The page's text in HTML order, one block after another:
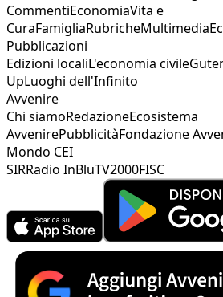
CommentiEconomiaVita e
CuraFamigliaRubricheMultimedia
Pubblicazioni
Edizioni localiL'economia civile
UpLuoghi dell'Infinito
Avvenire
Chi siamoRedazioneEcosistema
AvvenirePubblicitàFondazione
Mondo CEI
SIRRadio InBluTV2000FISC